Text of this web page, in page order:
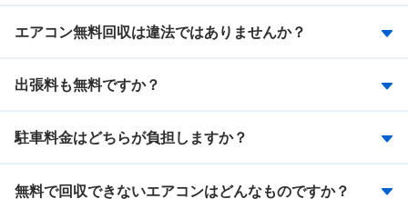
エアコン無料回収は違法ではありませんか？
出張料も無料ですか？
駐車料金はどちらが負担しますか？
無料で回収できないエアコンはどんなものですか？